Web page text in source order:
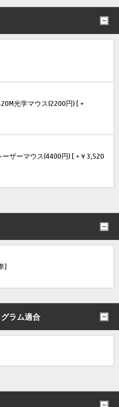
光学マウス(2200円) [ +
ーザーマウス(4400円) [ +￥3,520
]
ラム適合